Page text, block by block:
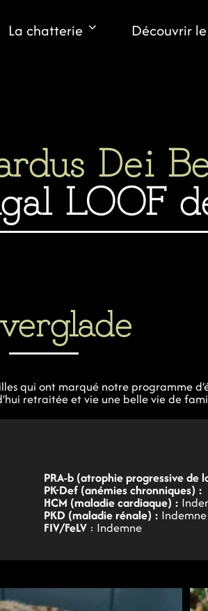
La chatterie Découvrir
Dei
LOOF
qui ont marqué notre programme
retraitée et vie une belle vie de
PRA-b (atrophie progressive de
PK-Def (anémies chronniques) :
HCM (maladie cardiaque) :
PKD (maladie rénale) : Indemne
FIV/FeLV : Indemne